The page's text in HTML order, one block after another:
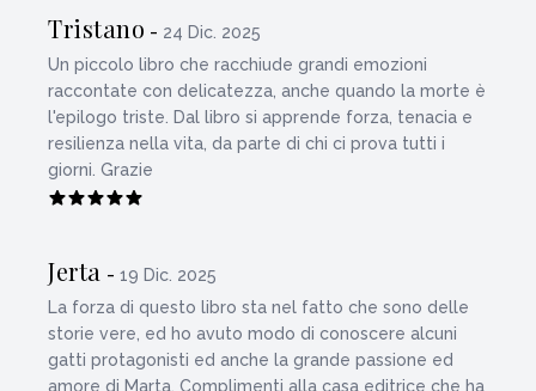
Tristano - 24 Dic. 2025
Un piccolo libro che racchiude grandi emozioni
raccontate con delicatezza, anche quando la morte è
l'epilogo triste. Dal libro si apprende forza, tenacia e
resilienza nella vita, da parte di chi ci prova tutti i
giorni. Grazie
Jerta - 19 Dic. 2025
La forza di questo libro sta nel fatto che sono delle
storie vere, ed ho avuto modo di conoscere alcuni
gatti protagonisti ed anche la grande passione ed
amore di Marta. Complimenti alla casa editrice che ha